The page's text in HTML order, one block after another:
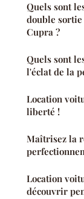
Quels sont
double sortie
Cupra ?
Quels sont
l'éclat de la
Location
liberté !
Maîtrisez la
Location
découvrir